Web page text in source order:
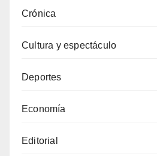
Crónica
Cultura y espectáculo
Deportes
Economía
Editorial